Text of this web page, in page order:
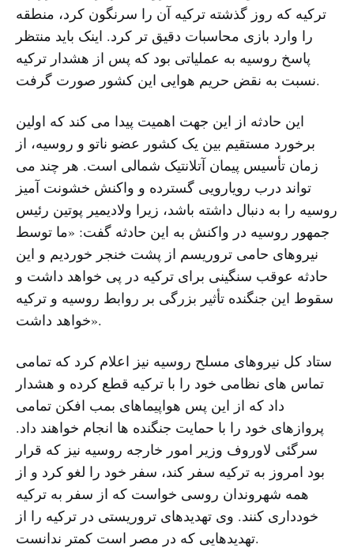
ترکیه که روز گذشته ترکیه آن را سرنگون کرد، منطقه
را وارد بازی محاسبات دقیق تر کرد. اینک باید منتظر
پاسخ روسیه به عملیاتی بود که پس از هشدار ترکیه
نسبت به نقض حریم هوایی این کشور صورت گرفت.
این حادثه از این جهت اهمیت پیدا می کند که اولین
برخورد مستقیم بین یک کشور عضو ناتو و روسیه، از
زمان تأسیس پیمان آتلانتیک شمالی است. هر چند می
تواند درب رویارویی گسترده و واکنش خشونت آمیز
روسیه را به دنبال داشته باشد، زیرا ولادیمیر پوتین رئیس
جمهور روسیه در واکنش به این حادثه گفت: «ما توسط
نیروهای حامی تروریسم از پشت خنجر خوردیم و این
حادثه عوقب سنگینی برای ترکیه در پی خواهد داشت و
سقوط این جنگنده تأثیر بزرگی بر روابط روسیه و ترکیه
خواهد داشت».
ستاد کل نیروهای مسلح روسیه نیز اعلام کرد که تمامی
تماس های نظامی خود را با ترکیه قطع کرده و هشدار
داد که از این پس هواپیماهای بمب افکن تمامی
پروازهای خود را با حمایت جنگنده ها انجام خواهند داد.
سرگئی لاوروف وزیر امور خارجه روسیه نیز که قرار
بود امروز به ترکیه سفر کند، سفر خود را لغو کرد و از
همه شهروندان روسی خواست که از سفر به ترکیه
خودداری کنند. وی تهدیدهای تروریستی در ترکیه را از
تهدیدهایی که در مصر است کمتر ندانست.